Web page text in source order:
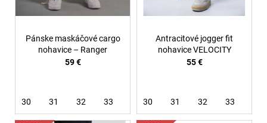
k
Pánske maskáčové cargo
nohavice – Ranger
59 €
30 31 32 33
Antracitové jogger fit
nohavice VELOCITY
55 €
30 31 32 33